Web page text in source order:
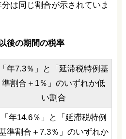
は同じ割合が示されていま
後の期間の税率
「年7.3％」と「延滞税特例基
準割合＋1％」のいずれか低
い割合
「年14.6％」と「延滞税特例
準割合＋7.3％」のいずれか